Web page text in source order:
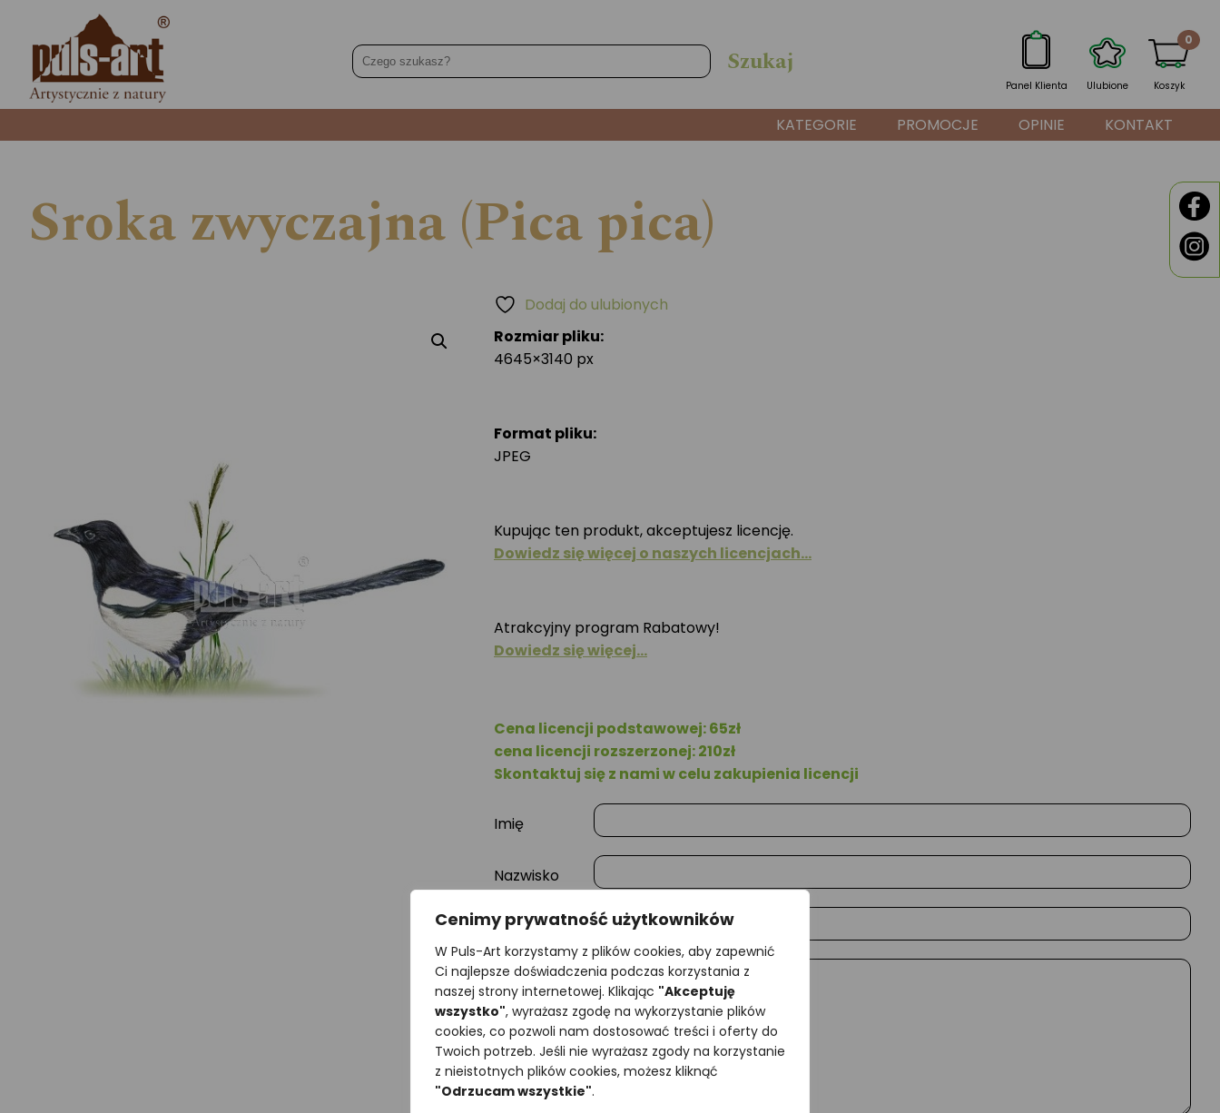
Cenimy prywatność użytkowników
W Puls-Art korzystamy z plików cookies, aby zapewnić
Ci najlepsze doświadczenia podczas korzystania z
naszej strony internetowej. Klikając "Akceptuję
wszystko", wyrażasz zgodę na wykorzystanie plików
cookies, co pozwoli nam dostosować treści i oferty do
Twoich potrzeb. Jeśli nie wyrażasz zgody na korzystanie
z nieistotnych plików cookies, możesz kliknąć
"Odrzucam wszystkie".
Panel Klienta Ulubione Koszyk
0
KATEGORIE PROMOCJE OPINIE KONTAKT
Sroka zwyczajna (Pica pica)
Rozmiar pliku:
4645×3140 px
Format pliku:
JPEG
Kupując ten produkt, akceptujesz licencję.
Dowiedz się więcej o naszych licencjach…
Atrakcyjny program Rabatowy!
Dowiedz się więcej…
Cena licencji podstawowej: 65zł
cena licencji rozszerzonej: 210zł
Skontaktuj się z nami w celu zakupienia licencji
Imię
Nazwisko
E-mail
Wiadomość
Dodaj do ulubionych